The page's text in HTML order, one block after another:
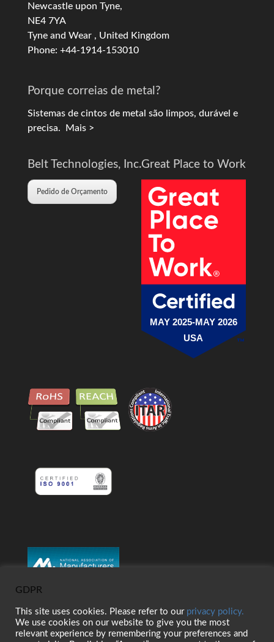
Newcastle upon Tyne,
NE4 7YA
Tyne and Wear , United Kingdom
Phone: +44-1914-153010
Porque correias de metal?
Sistemas de cintos de metal são limpos, durável e
precisa. Mais >
Belt Technologies, Inc.
Pedido de Orçamento
Great Place to Work
MAY 2025-MAY 2026
USA
GDPR
This site uses cookies. Please refer to our privacy policy.
We use cookies on our website to give you the most
relevant experience by remembering your preferences and